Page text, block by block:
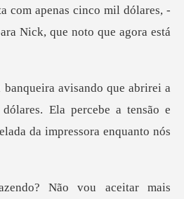
com apenas cinco mil dólares, -
Ela percebe a tensão e